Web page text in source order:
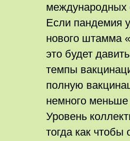
международных
Если пандемия
нового штамма
это будет
темпы
полную
немного
Уровень
тогда как